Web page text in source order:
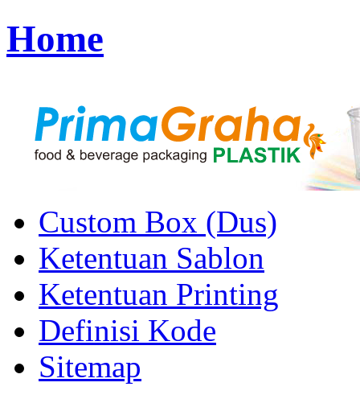
Home
Custom Box (Dus)
Ketentuan Sablon
Ketentuan Printing
Definisi Kode
Sitemap